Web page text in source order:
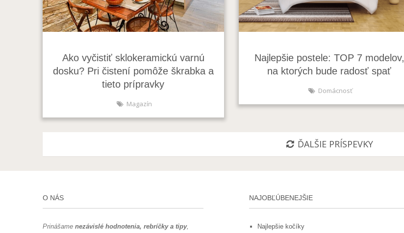
Ako vyčistiť sklokeramickú varnú
dosku? Pri čistení pomôže škrabka a
tieto prípravky
Magazín
Najlepšie postele: TOP 7 modelov,
na ktorých bude radosť spať
Domácnosť
ĎALŠIE PRÍSPEVKY
O NÁS
Prinášame nezávislé hodnotenia, rebríčky a tipy,
NAJOBĽÚBENEJŠIE
Najlepšie kočíky